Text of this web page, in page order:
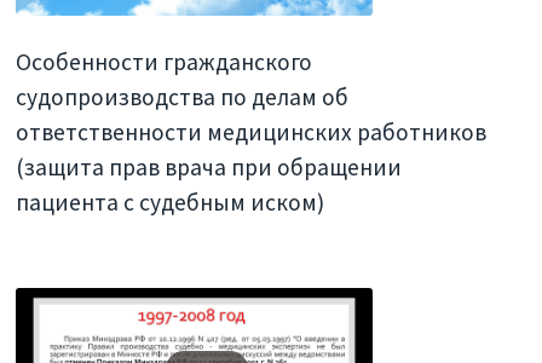
Особенности гражданского
судопроизводства по делам об
ответственности медицинских работников
(защита прав врача при обращении
пациента с судебным иском)